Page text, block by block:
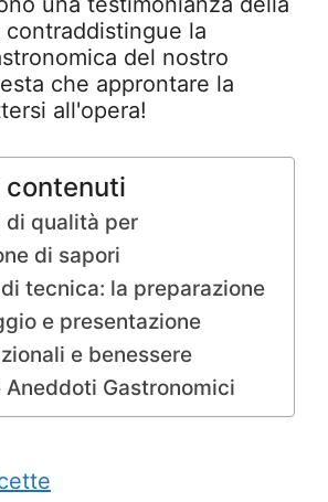
la
del nostro
che approntare la
all'opera!
contenuti
di qualità per
di sapori
tecnica: la preparazione
e presentazione
e benessere
Aneddoti Gastronomici